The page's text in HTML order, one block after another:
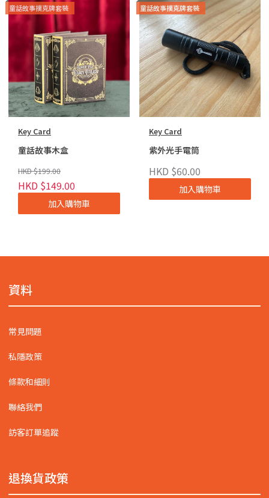
童話故事撲克牌套裝
Key Card
童話故事木盒
HKD $199.00
HKD $149.00
加入購物車
童話故事撲克牌套裝
Key Card
紫外光手電筒
HKD $60.00
加入購物車
資料
常見問題
私隱政策
條款和細則
聯絡我們
訪客訂單追蹤
退換貨政策